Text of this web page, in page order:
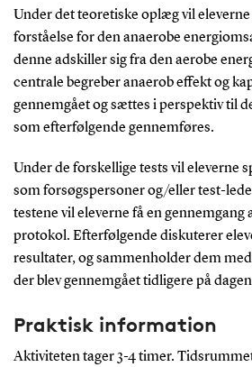
Under det teoretiske oplæg vil
forståelse for den anaerobe
denne adskiller sig fra den aerobe
centrale begreber anaerob effekt og
gennemgået og sættes i perspektiv til
som efterfølgende gennemføres.
Under de forskellige tests vil eleverne
som forsøgspersoner og/eller test-
testene vil eleverne få en gennemgang
protokol. Efterfølgende diskuterer
resultater, og sammenholder dem
der blev gennemgået tidligere på
Praktisk information
Aktiviteten tager 3-4 timer.